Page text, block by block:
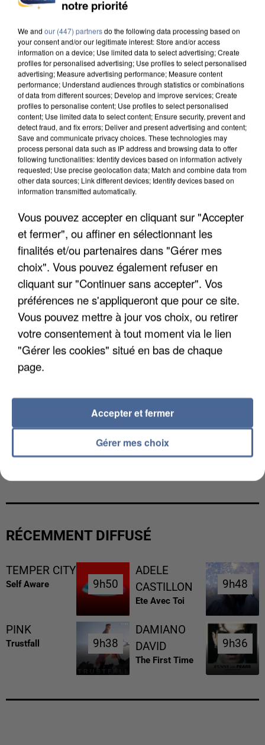
DE FAUNE SAUVAGE SONT...
L’UN DES FONDATEURS SUPPOSÉS DE LA DZ
MAFIA INTERPELLÉ EN ALGÉRIE
UN SECOND CADRE DE LA DZ MAFIA
RÉCEMMENT DIFFUSÉ
TEMPER CITY
Self Aware 9h50
9h50
ADELE
CASTILLON
Ete Avec Toi
9h48
9h48
PINK
Trustfall 9h38
9h38
DAMIANO
DAVID
The First Time
9h36
9h36
notre priorité
We and our (447) partnersdo the following data processing based on
your consent and/or our legitimate interest: Store and/or access
information on a device; Use limited data to select advertising; Create
profiles for personalised advertising; Use profiles to select personalised
advertising; Measure advertising performance; Measure content
performance; Understand audiences through statistics or combinations
of data from different sources; Develop and improve services; Create
profiles to personalise content; Use profiles to select personalised
content; Use limited data to select content; Ensure security, prevent and
detect fraud, and fix errors; Deliver and present advertising and content;
Save and communicate privacy choices. These technologies may
process personal data such as IP address and browsing data to offer
following functionalities: Identify devices based on information actively
requested; Use precise geolocation data; Match and combine data from
other data sources; Link different devices; Identify devices based on
information transmitted automatically.
Vous pouvez accepter en cliquant sur "Accepter
et fermer", ou affiner en sélectionnant les
finalités et/ou partenaires dans "Gérer mes
choix". Vous pouvez également refuser en
cliquant sur "Continuer sans accepter". Vos
préférences ne s'appliqueront que pour ce site.
Vous pouvez mettre à jour vos choix, ou retirer
votre consentement à tout moment via le lien
"Gérer les cookies" situé en bas de chaque
page.
Gérer mes choix
Accepter et fermer